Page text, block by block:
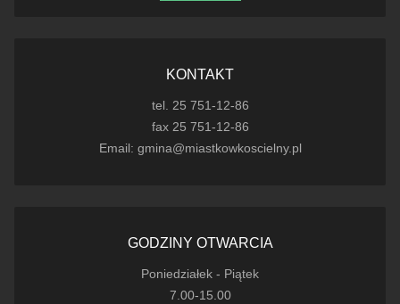
KONTAKT
tel. 25 751-12-86
fax 25 751-12-86
Email: gmina@miastkowkoscielny.pl
GODZINY OTWARCIA
Poniedziałek - Piątek
7.00-15.00